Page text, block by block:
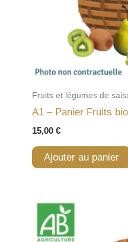
Fruits et légumes de
A1 – Panier Fruits
15,00 €
Ajouter au panier